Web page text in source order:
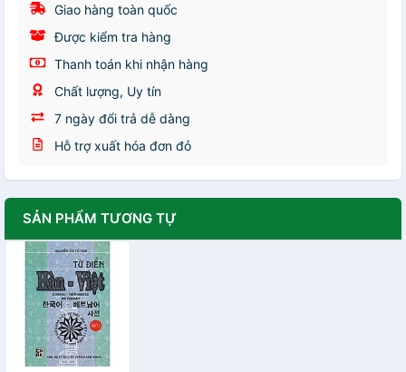
Giao hàng toàn quốc
Được kiểm tra hàng
Thanh toán khi nhận hàng
Chất lượng, Uy tín
7 ngày đổi trả dễ dàng
Hỗ trợ xuất hóa đơn đỏ
SẢN PHẨM TƯƠNG TỰ